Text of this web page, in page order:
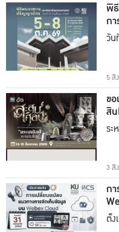
พิ
ก
วั
5 สิ
ข
สิ
ระ
3 สิ
ก
ตั้